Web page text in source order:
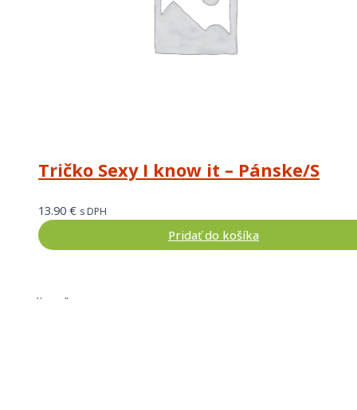
Tričko Sexy I know it – Pánske/S
13.90 € s DPH
Pridať do košíka
Pre zákazníkov